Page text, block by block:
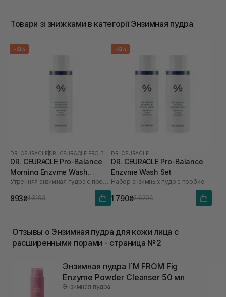
Товари зі знижками в категорії Энзимная пудра
-32%
DR. CEURACLE
DR. CEURACLE Pro-Balance
Morning Enzyme Wash
(термін до 01.27р.) 50 г
Утренняя энзимная пудра с пробиотиками
893₴1 310₴
-32%
DR. CEURACLE
DR. CEURACLE Pro-Balance
Enzyme Wash Set
Набор энзимных пудр с пробиотиками
1 790₴2 620₴
Отзывы о Энзимная пудра для кожи лица с
расширенными порами - страница №2
Энзимная пудра I`M FROM Fig
Enzyme Powder Cleanser 50 мл
Энзимная пудра